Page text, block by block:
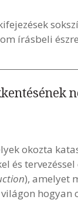
írásbeli
okozta
és
), amelyet
világon